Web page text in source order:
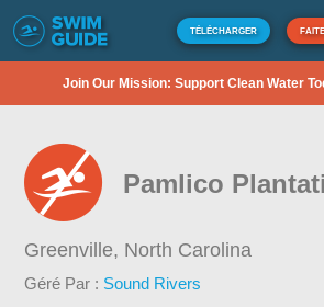
TÉLÉCHARGER
Join Our Mission: Support Clean Water
Pamlico
Greenville, North Carolina
Géré Par : Sound Rivers